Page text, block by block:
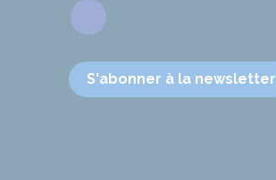
Facebook
S'abonner à la newsletter